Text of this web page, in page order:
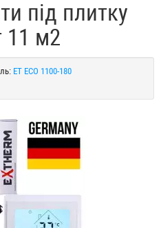
під плитку
11 м2
ET ECO 1100-180